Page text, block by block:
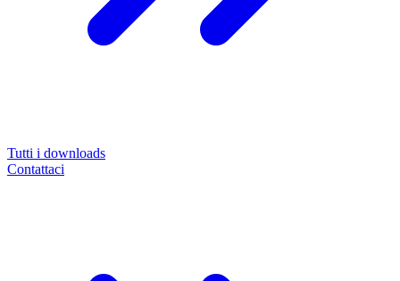
Tutti i downloads
Contattaci